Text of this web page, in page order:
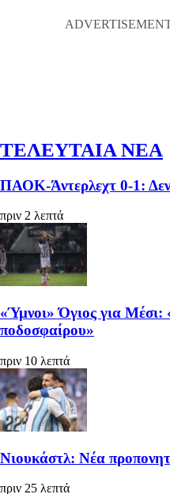
ΤΕΛΕΥΤΑΙΑ ΝΕΑ
ΠΑΟΚ-Άντερλεχτ 0-1:
πριν 2 λεπτά
«Ύμνοι» Όγιος για Μέσι:
ποδοσφαίρου»
πριν 10 λεπτά
Νιουκάστλ: Νέα
πριν 25 λεπτά